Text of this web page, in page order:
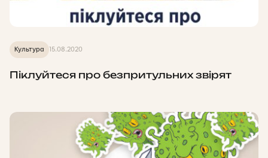
Культура 15.08.2020
Піклуйтеся про безпритульних звірят